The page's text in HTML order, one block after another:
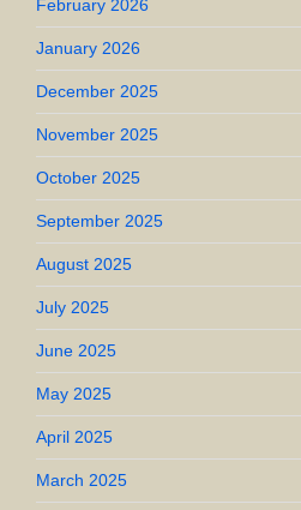
February 2026
January 2026
December 2025
November 2025
October 2025
September 2025
August 2025
July 2025
June 2025
May 2025
April 2025
March 2025